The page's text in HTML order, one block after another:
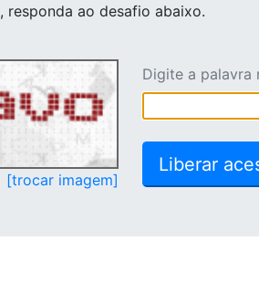
, responda ao desafio abaixo.
[trocar imagem]
Digite a palavra